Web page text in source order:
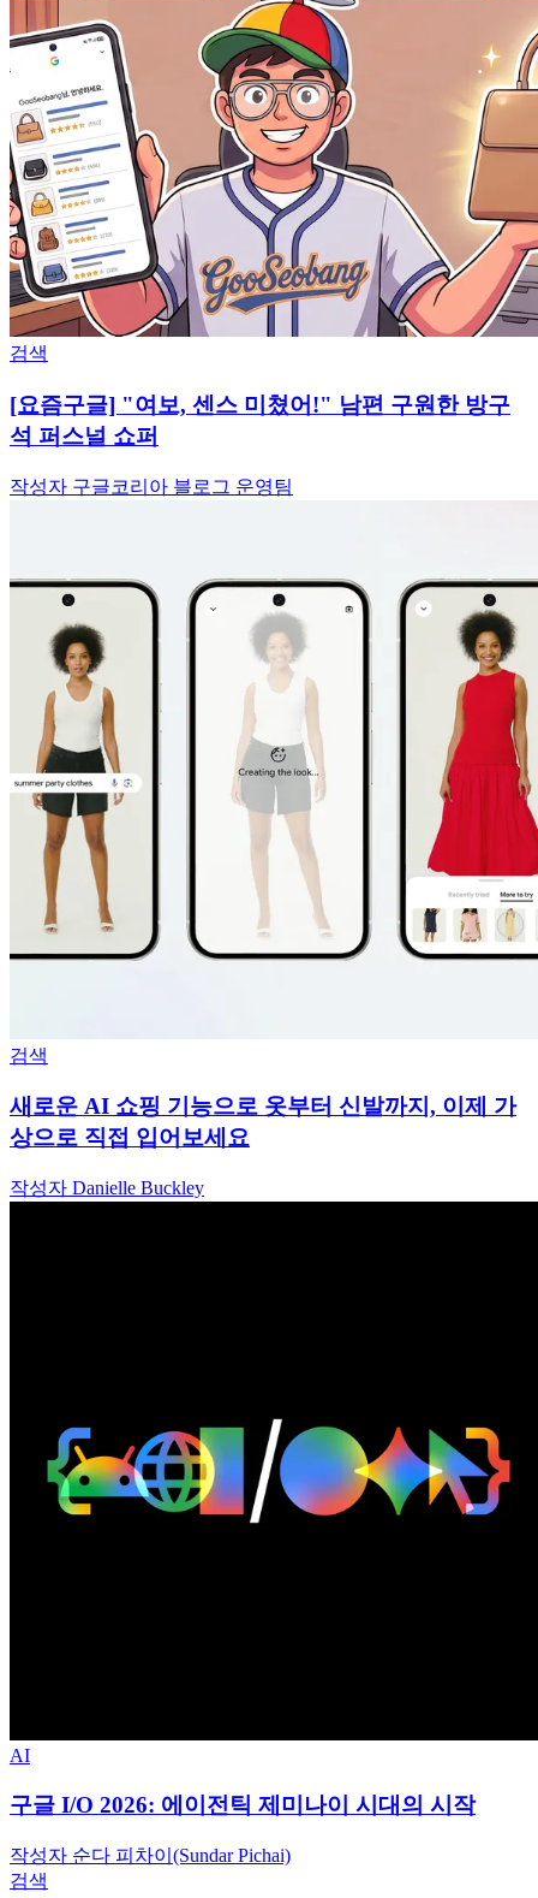
검색
[요즘구글] "여보, 센스 미쳤어!" 남편 구원한 방구
석 퍼스널 쇼퍼
작성자 구글코리아 블로그 운영팀
검색
새로운 AI 쇼핑 기능으로 옷부터 신발까지, 이제 가
상으로 직접 입어보세요
작성자 Danielle Buckley
AI
구글 I/O 2026: 에이전틱 제미나이 시대의 시작
작성자 순다 피차이(Sundar Pichai)
검색